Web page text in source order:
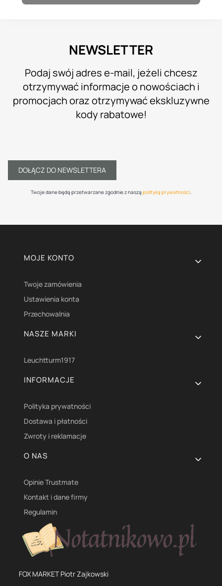
NEWSLETTER
Podaj swój adres e-mail, jeżeli chcesz
otrzymywać informacje o nowościach i
promocjach oraz otrzymywać ekskluzywne
kody rabatowe!
DOŁĄCZ DO NEWSLETTERA
Twoje dane będą przetwarzane zgodnie z naszą polityką prywatności.
Linki w stopce
MOJE KONTO
Twoje zamówienia
Ustawienia konta
Przechowalnia
NASZE MARKI
Leuchtturm1917
INFORMACJE
Polityka prywatności
Dostawa i płatności
Zwroty i reklamacje
O NAS
Opinie Trustmate
Kontakt i dane firmy
Regulamin
FOX MARKET Piotr Zajkowski